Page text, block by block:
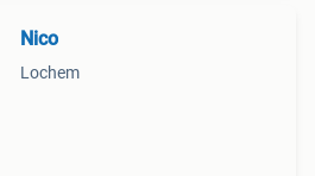
Nico
Lochem